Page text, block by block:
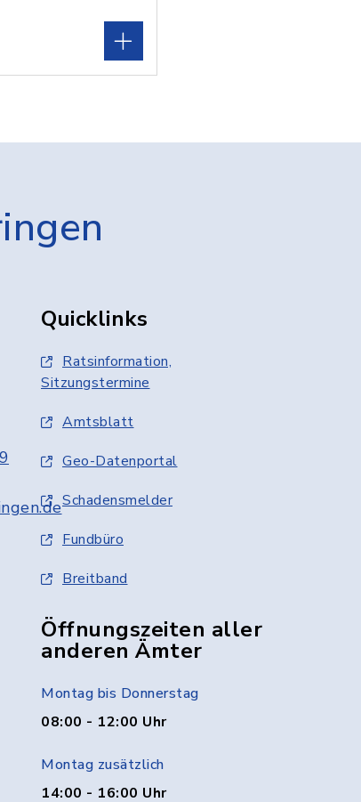
Quicklinks
Ratsinformation,
Sitzungstermine
Amtsblatt
Geo-Datenportal
Schadensmelder
Fundbüro
Breitband
Öffnungszeiten aller
anderen Ämter
Montag bis Donnerstag
08:00 - 12:00 Uhr
Montag zusätzlich
14:00 - 16:00 Uhr